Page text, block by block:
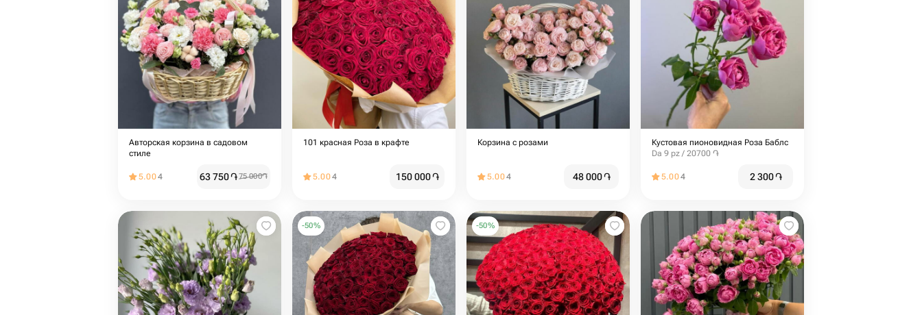
Авторская корзина в садовом
стиле
5.004 63 750֏75 000֏
101 красная Роза в крафте
5.004 150 000֏
Корзина с розами
5.004 48 000֏
Кустовая пионовидная Роза Баблс
Da 9 pz / 20700 ֏
5.004 2 300֏
-50% -50%